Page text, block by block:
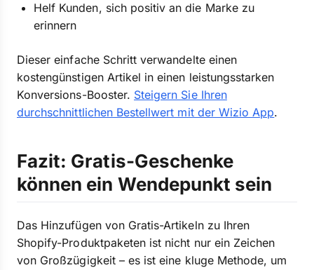
Helf Kunden, sich positiv an die Marke zu
erinnern
Dieser einfache Schritt verwandelte einen
kostengünstigen Artikel in einen leistungsstarken
Konversions-Booster. Steigern Sie Ihren
durchschnittlichen Bestellwert mit der Wizio App.
Fazit: Gratis-Geschenke
können ein Wendepunkt sein
Das Hinzufügen von Gratis-Artikeln zu Ihren
Shopify-Produktpaketen ist nicht nur ein Zeichen
von Großzügigkeit – es ist eine kluge Methode, um